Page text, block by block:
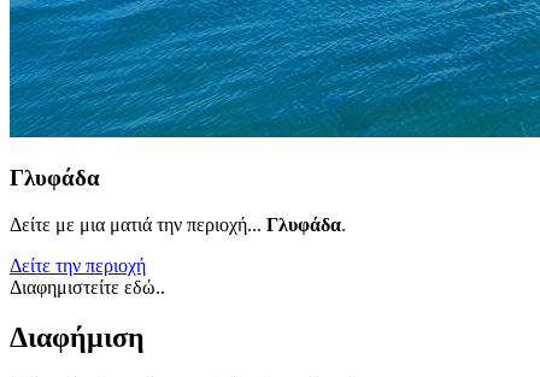
Γλυφάδα
Δείτε με μια ματιά την περιοχή... Γλυφάδα.
Δείτε την περιοχή
Διαφημιστείτε εδώ..
Διαφήμιση